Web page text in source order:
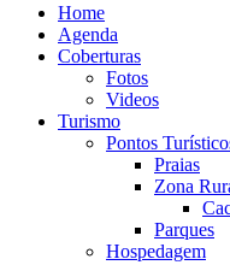
Home
Agenda
Coberturas
Fotos
Videos
Turismo
Pontos
Praias
Zona
Parques
Hospedagem